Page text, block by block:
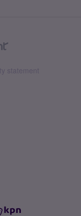
statement